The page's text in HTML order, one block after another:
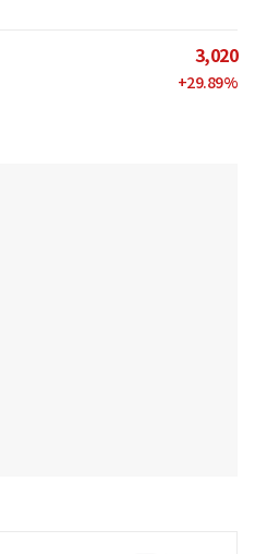
3,020
+29.89%